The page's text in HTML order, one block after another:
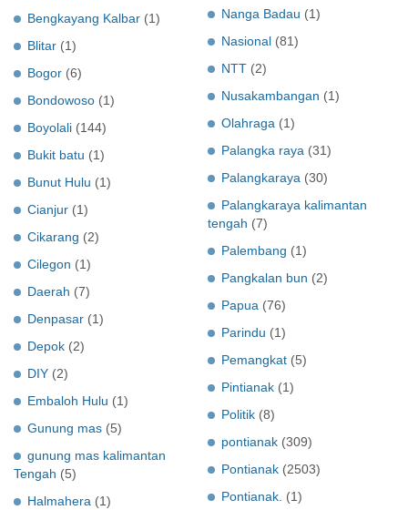
Bengkayang Kalbar (1)
Blitar (1)
Bogor (6)
Bondowoso (1)
Boyolali (144)
Bukit batu (1)
Bunut Hulu (1)
Cianjur (1)
Cikarang (2)
Cilegon (1)
Daerah (7)
Denpasar (1)
Depok (2)
DIY (2)
Embaloh Hulu (1)
Gunung mas (5)
gunung mas kalimantan
Tengah (5)
Halmahera (1)
Nanga Badau (1)
Nasional (81)
NTT (2)
Nusakambangan (1)
Olahraga (1)
Palangka raya (31)
Palangkaraya (30)
Palangkaraya kalimantan
tengah (7)
Palembang (1)
Pangkalan bun (2)
Papua (76)
Parindu (1)
Pemangkat (5)
Pintianak (1)
Politik (8)
pontianak (309)
Pontianak (2503)
Pontianak. (1)